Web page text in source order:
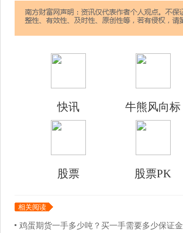
快讯 牛熊风向标
股票 股票PK
相关阅读
鸡蛋期货一手多少吨？买一手需要多少保证金